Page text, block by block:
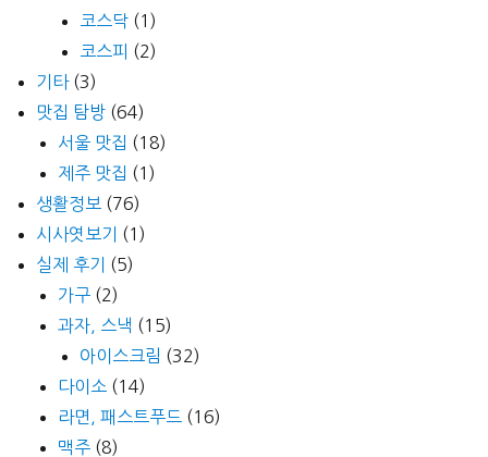
코스닥 (1)
코스피 (2)
기타(3)
맛집 탐방 (64)
서울 맛집 (18)
제주 맛집 (1)
생활정보 (76)
시사엿보기
(1)
실제 후기
(5)
가구 (2)
과자, 스낵 (15)
아이스크림 (32)
다이소 (14)
라면, 패스트푸드 (16)
맥주 (8)